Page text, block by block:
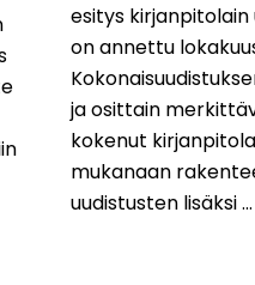
esitys
on annettu
ja osittain
kokenut
mukanaan
uudistusten lisäksi ...